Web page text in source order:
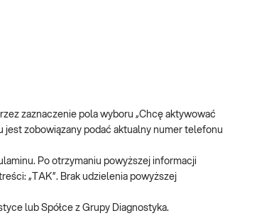
zaznaczenie pola wyboru „Chcę aktywować
jest zobowiązany podać aktualny numer telefonu
Po otrzymaniu powyższej informacji
„TAK”. Brak udzielenia powyższej
lub Spółce z Grupy Diagnostyka.